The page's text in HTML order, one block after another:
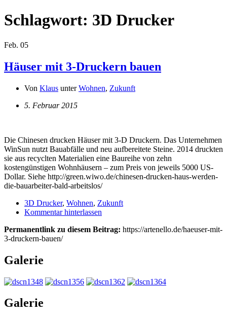
Schlagwort: 3D Drucker
Feb. 05
Häuser mit 3-Druckern bauen
Von Klaus unterWohnen, Zukunft
5. Februar 2015
Die Chinesen drucken Häuser mit 3-D Druckern. Das Unternehmen
WinSun nutzt Bauabfälle und neu aufbereitete Steine. 2014 druckten
sie aus recyclten Materialien eine Baureihe von zehn
kostengünstigen Wohnhäusern – zum Preis von jeweils 5000 US-
Dollar. Siehe http://green.wiwo.de/chinesen-drucken-haus-werden-
die-bauarbeiter-bald-arbeitslos/
3D Drucker, Wohnen, Zukunft
Kommentar hinterlassen
Permanentlink zu diesem Beitrag: https://artenello.de/haeuser-mit-
3-druckern-bauen/
Galerie
Galerie